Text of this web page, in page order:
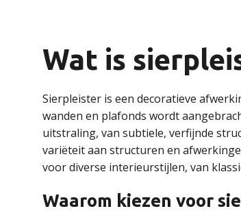
Wat is
Sierpleister is een decoratieve
wanden en plafonds wordt
uitstraling, van subtiele, verfijnde
variëteit aan structuren en
voor diverse interieurstijlen, van
Waarom kiezen voor